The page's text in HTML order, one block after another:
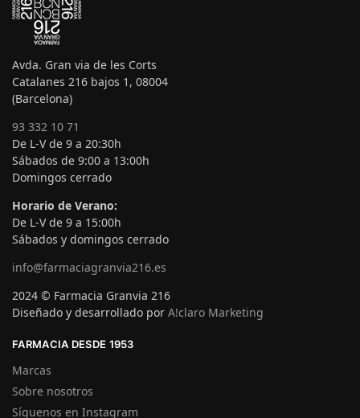
Avda. Gran via de les Corts
Catalanes 216 bajos 1, 08004
(Barcelona)
93 332 10 71
De L-V de 9 a 20:30h
Sábados de 9:00 a 13:00h
Domingos cerrado
Horario de Verano:
De L-V de 9 a 15:00h
Sábados y domingos cerrado
info@farmaciagranvia216.es
2024 © Farmacia Granvia 216
Diseñado y desarrollado por A!claro Marketing
FARMACIA DESDE 1953
Marcas
Sobre nosotros
Síguenos en Instagram